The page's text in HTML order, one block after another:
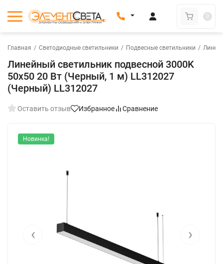
0
Главная / Светодиодные светильники / Подвесные светильники /
Линейный светильник подвесной 3000K
50x50 20 Вт (Черный, 1 м) LL312027
(Черный) LL312027
Оставить отзыв Избранное Сравнение
Новинка!
‹ ›